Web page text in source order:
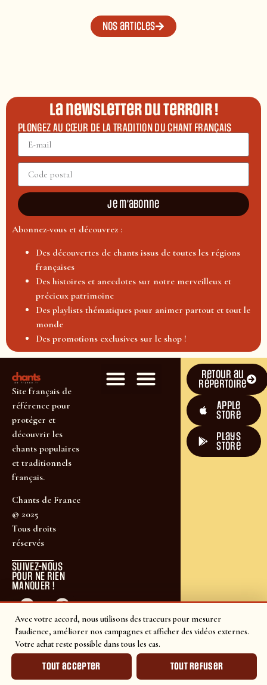
Avec votre accord, nous utilisons des traceurs pour mesurer
l'audience, améliorer nos campagnes et afficher des vidéos externes.
Votre achat reste possible dans tous les cas.
Tout accepter Tout refuser
Nos articles
La newsletter du terroir !
PLONGEZ AU CŒUR DE LA TRADITION DU CHANT FRANÇAIS
Je m'abonne
Abonnez-vous et découvrez :
Des découvertes de chants issus de toutes les régions
françaises
Des histoires et anecdotes sur notre merveilleux et
précieux patrimoine
Des playlists thématiques pour animer partout et tout le
monde
Des promotions exclusives sur le shop !
Site français de
référence pour
protéger et
découvrir les
chants populaires
et traditionnels
français.
Chants de France
© 2025
Tous droits
réservés
SUIVEZ-NOUS
POUR NE RIEN
MANQUER !
Retour au
répertoire
Apple
Store
plays
store